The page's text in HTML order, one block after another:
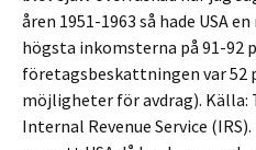
åren 1951-1963 så hade USA
högsta inkomsterna på 91-92
företagsbeskattningen var 52
möjligheter för avdrag). Källa:
Internal Revenue Service